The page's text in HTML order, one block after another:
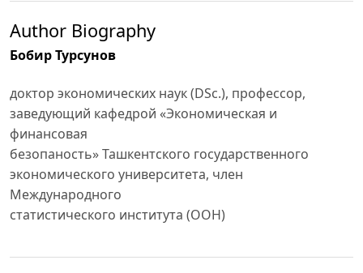
Author Biography
Бобир Турсунов
доктор экономических наук (DSc.), профессор,
заведующий кафедрой «Экономическая и
финансовая
безопаность» Ташкентского государственного
экономического университета, член
Международного
статистического института (ООН)